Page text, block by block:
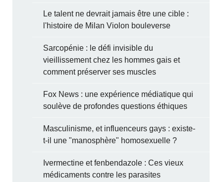
Le talent ne devrait jamais être une cible :
l'histoire de Milan Violon bouleverse
Sarcopénie : le défi invisible du
vieillissement chez les hommes gais et
comment préserver ses muscles
Fox News : une expérience médiatique qui
soulève de profondes questions éthiques
Masculinisme, et influenceurs gays : existe-
t-il une "manosphère" homosexuelle ?
Ivermectine et fenbendazole : Ces vieux
médicaments contre les parasites